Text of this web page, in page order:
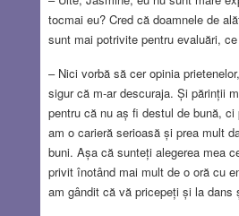
tocmai eu? Cred că doamnele de
sunt mai potrivite pentru evaluări,
– Nici vorbă să cer opinia
sigur că m-ar descuraja. Și părinții
pentru că nu aș fi destul de bună,
am o carieră serioasă și prea mult
buni. Așa că sunteți alegerea mea
privit înotând mai mult de o oră cu
am gândit că vă pricepeți și la dans